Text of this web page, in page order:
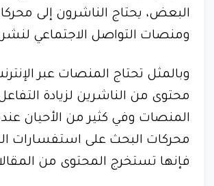
البعض، يحتاج الناشرون إلى
ومنصات التواصل الاجتماعي
وبالمثل تحتاج المنصات عبر
محتوى من الناشرين لزيادة
المنصات وفي كثير من الأحيان
محركات البحث على استفسارات
فإنها تستخرج المحتوى من